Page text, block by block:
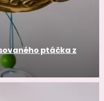
ptáčka z